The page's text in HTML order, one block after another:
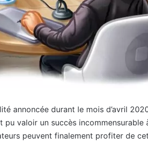
annoncée durant le mois d’avril
valoir un succès incommensurable
peuvent finalement profiter de